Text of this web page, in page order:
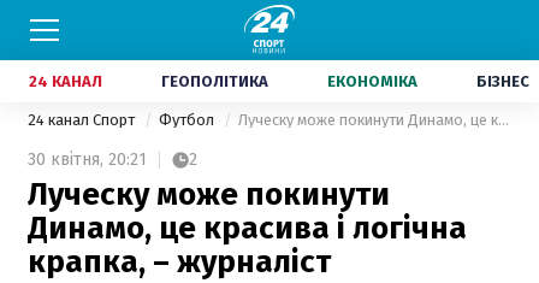
24 КАНАЛ ГЕОПОЛІТИКА ЕКОНОМІКА БІЗНЕС
24 канал Спорт Футбол Луческу може покинути Динамо, це красива і логічна крапка, – журналіст
30 квітня, 20:21 2
Луческу може покинути
Динамо, це красива і логічна
крапка, – журналіст